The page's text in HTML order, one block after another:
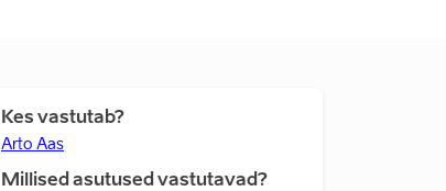
Kes vastutab?
Arto Aas
Millised asutused vastutavad?